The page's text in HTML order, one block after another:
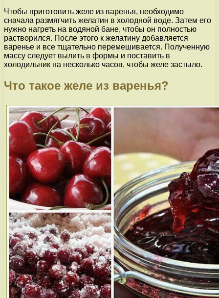
Чтобы приготовить желе из варенья, необходимо
сначала размягчить желатин в холодной воде. Затем его
нужно нагреть на водяной бане, чтобы он полностью
растворился. После этого к желатину добавляется
варенье и все тщательно перемешивается. Полученную
массу следует вылить в формы и поставить в
холодильник на несколько часов, чтобы желе застыло.
Что такое желе из варенья?